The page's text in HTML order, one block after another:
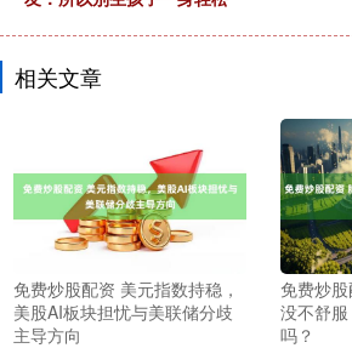
相关文章
免费炒股配资 美元指数持稳，
美股AI板块担忧与美联储分歧
主导方向
免费炒
没不舒
吗？